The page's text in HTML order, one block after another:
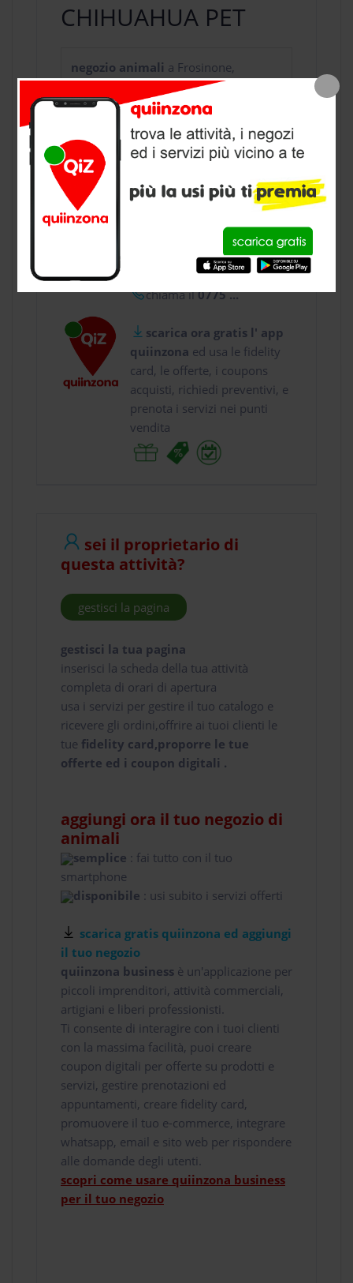
CHIHUAHUA PET
negozio animali a Frosinone,
provincia di Frosinone
CONTATTI
usa gratis quiinzona e :
Via Tomaso Albi...
chiama il0775 ...
scarica ora gratis l' app
quiinzona ed usa le fidelity
card, le offerte, i coupons
acquisti, richiedi preventivi, e
prenota i servizi nei punti
vendita
sei il proprietario di
questa attività?
gestisci la pagina
gestisci la tua pagina
inserisci la scheda della tua attività
completa di orari di apertura
usa i servizi per gestire il tuo catalogo e
ricevere gli ordini,offrire ai tuoi clienti le
tue fidelity card,proporre le tue
offerte ed i coupon digitali .
aggiungi ora il tuo negozio di
animali
semplice : fai tutto con il tuo
smartphone
disponibile : usi subito i servizi offerti
scarica gratis quiinzona ed aggiungi
il tuo negozio
quiinzona business è un'applicazione per
piccoli imprenditori, attività commerciali,
artigiani e liberi professionisti.
Ti consente di interagire con i tuoi clienti
con la massima facilità, puoi creare
coupon digitali per offerte su prodotti e
servizi, gestire prenotazioni ed
appuntamenti, creare fidelity card,
promuovere il tuo e-commerce, integrare
whatsapp, email e sito web per rispondere
alle domande degli utenti.
scopri come usare quiinzona business
per il tuo negozio